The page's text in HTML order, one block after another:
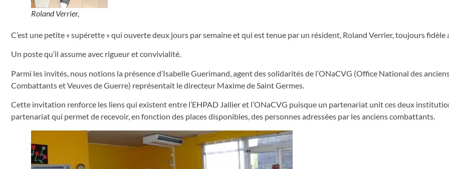
Roland Verrier,
C’est une petite « supérette » qui ouverte deux jours par semaine et qui est tenue par un résident, Roland Verrier, toujours fidèle
Un poste qu’il assume avec rigueur et convivialité.
Parmi les invités, nous notions la présence d’Isabelle Guerimand, agent des solidarités de l’ONaCVG (Office National des
Combattants et Veuves de Guerre) représentait le directeur Maxime de Saint Germes.
Cette invitation renforce les liens qui existent entre l’EHPAD Jallier et l’ONaCVG puisque un partenariat unit ces deux
partenariat qui permet de recevoir, en fonction des places disponibles, des personnes adressées par les anciens combattants.